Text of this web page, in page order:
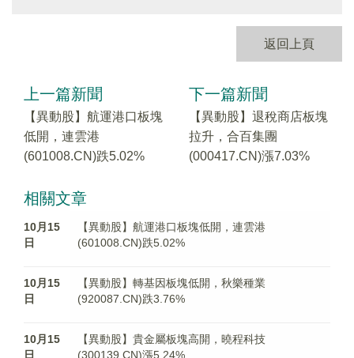
返回上頁
上一篇新聞
【異動股】航運港口板塊
低開，連雲港
(601008.CN)跌5.02%
下一篇新聞
【異動股】退稅商店板塊
拉升，合百集團
(000417.CN)漲7.03%
相關文章
10月15
日
【異動股】航運港口板塊低開，連雲港
(601008.CN)跌5.02%
10月15
日
【異動股】轉基因板塊低開，秋樂種業
(920087.CN)跌3.76%
10月15
日
【異動股】貴金屬板塊高開，曉程科技
(300139.CN)漲5.24%